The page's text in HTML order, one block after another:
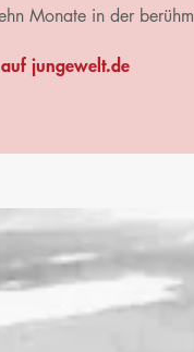
Monate in der
jungewelt.de